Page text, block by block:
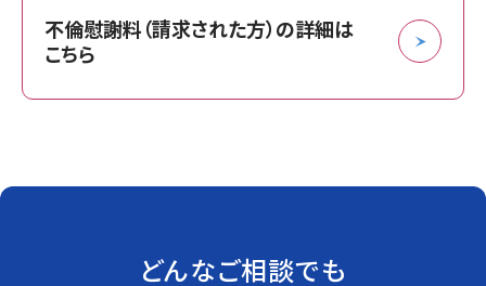
不倫慰謝料（請求された方）の詳細は
こちら
どんなご相談でも